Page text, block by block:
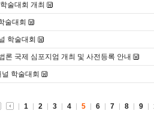
술대회 개최
술대회
학술대회
론 국제 심포지엄 개최 및 사전등록 안내
학술대회
1 2 3 4 5 6 7 8 9